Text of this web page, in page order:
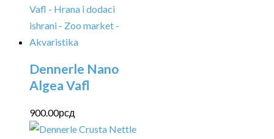
Dennerle Nano
Algea Vafl
900.00рсд